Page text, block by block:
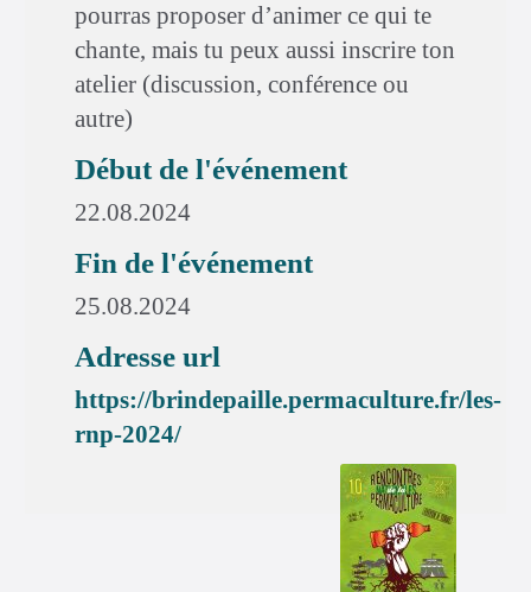
pourras proposer d’animer ce qui te
chante, mais tu peux aussi inscrire ton
atelier (discussion, conférence ou
autre)
Début de l'événement
22.08.2024
Fin de l'événement
25.08.2024
Adresse url
https://brindepaille.permaculture.fr/les-
rnp-2024/